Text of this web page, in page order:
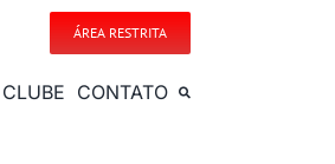
ÁREA RESTRITA
CLUBE CONTATO